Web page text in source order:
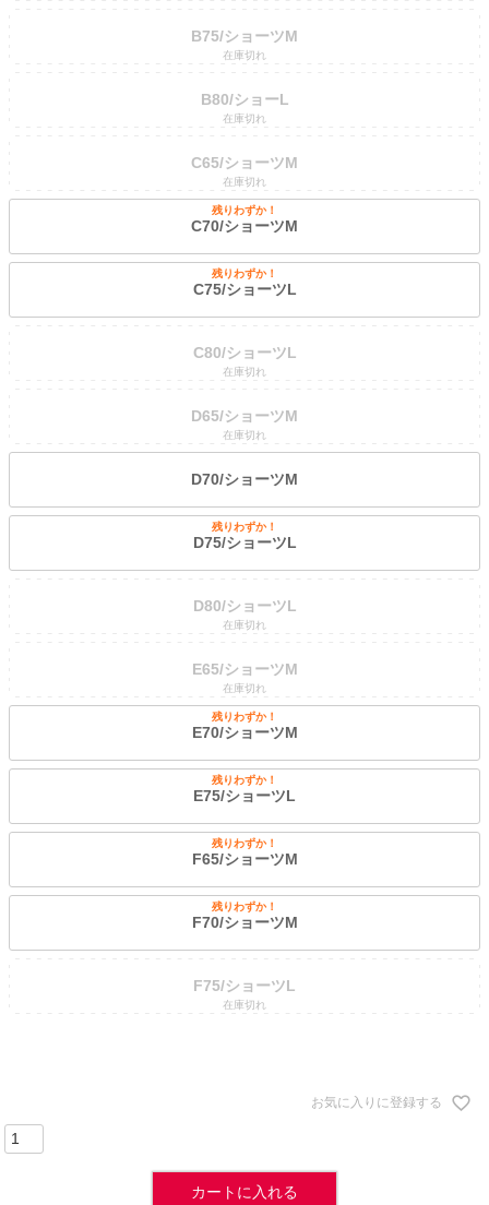
B75/ショーツM
在庫切れ
B80/ショーL
在庫切れ
C65/ショーツM
在庫切れ
C70/ショーツM
残りわずか！
C75/ショーツL
残りわずか！
C80/ショーツL
在庫切れ
D65/ショーツM
在庫切れ
D70/ショーツM
D75/ショーツL
残りわずか！
D80/ショーツL
在庫切れ
E65/ショーツM
在庫切れ
E70/ショーツM
残りわずか！
E75/ショーツL
残りわずか！
F65/ショーツM
残りわずか！
F70/ショーツM
残りわずか！
F75/ショーツL
在庫切れ
お気に入りに登録する
カートに入れる